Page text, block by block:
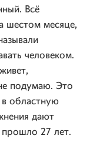
Всё
шестом месяце,
человеком.
подумаю. Это
областную
дают
прошло 27 лет.